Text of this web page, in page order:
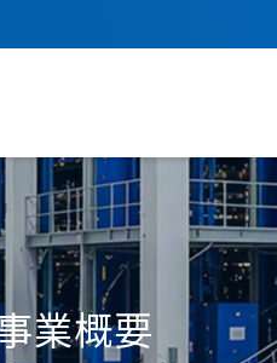
業概要